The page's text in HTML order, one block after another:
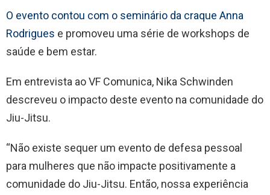
O evento contou com o seminário da craque Anna
Rodrigues e promoveu uma série de workshops de
saúde e bem estar.
Em entrevista ao VF Comunica, Nika Schwinden
descreveu o impacto deste evento na comunidade do
Jiu-Jitsu.
“Não existe sequer um evento de defesa pessoal
para mulheres que não impacte positivamente a
comunidade do Jiu-Jitsu. Então, nossa experiência